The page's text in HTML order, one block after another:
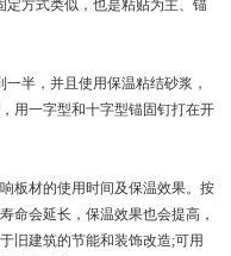
方式类似，也是粘贴为主、锚
半，并且使用保温粘结砂浆，
用一字型和十字型锚固钉打在开
材的使用时间及保温效果。按
命会延长，保温效果也会提高，
旧建筑的节能和装饰改造;可用